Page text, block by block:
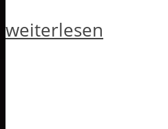
weiterlesen